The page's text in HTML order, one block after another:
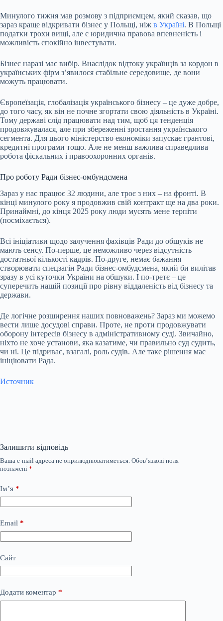
Минулого тижня мав розмову з підприємцем, який сказав, що
зараз краще відкривати бізнес у Польщі, ніж в Україні. В Польщі
податки трохи вищі, але є юридична правова впевненість і
можливість спокійно інвестувати.
Бізнес наразі має вибір. Внаслідок відтоку українців за кордон в
українських фірм зʼявилося стабільне середовище, де вони
можуть працювати.
Європеїзація, глобалізація українського бізнесу – це дуже добре,
до того часу, як він не почне згортати свою діяльність в Україні.
Тому державі слід працювати над тим, щоб ця тенденція
продовжувалася, але при збереженні зростання українського
сегмента. Для цього міністерство економіки запускає грантові,
кредитні програми тощо. Але не менш важлива справедлива
робота фіскальних і правоохоронних органів.
Про роботу Ради бізнес-омбундсмена
Зараз у нас працює 32 людини, але троє з них – на фронті. В
кінці минулого року я продовжив свій контракт ще на два роки.
Принаймні, до кінця 2025 року люди мусять мене терпіти
(посміхається).
Всі ініціативи щодо залучення фахівців Ради до обшуків не
мають сенсу. По-перше, це неможливо через відсутність
достатньої кількості кадрів. По-друге, немає бажання
створювати спецзагін Ради бізнес-омбудсмена, який би вилітав
зразу в усі куточки України на обшуки. І по-третє – це
суперечить нашій позиції про рівну віддаленість від бізнесу та
держави.
Де логічне розширення наших повноважень? Зараз ми можемо
вести лише досудові справи. Проте, не проти продовжувати
оборону інтересів бізнесу в адміністративному суді. Звичайно,
ніхто не хоче установи, яка казатиме, чи правильно суд судить,
чи ні. Це підриває, взагалі, роль судів. Але таке рішення має
ініціювати Рада.
Источник
Залишити відповідь
Ваша e-mail адреса не оприлюднюватиметься. Обов’язкові поля
позначені *
Ім’я *
Email *
Сайт
Додати коментар *